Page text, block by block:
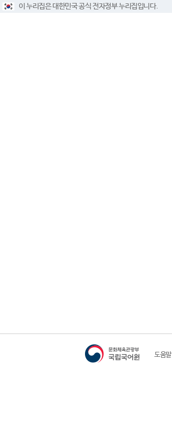
이 누리집은 대한민국 공식 전자정부 누리집입니다.
도움말